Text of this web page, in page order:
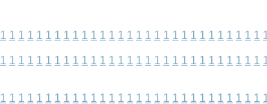
1 1 1 1 1 1 1 1 1 1 1 1 1 1 1 1 1 1 1 1 1 1 1 1 1 1 1 1 1
1 1 1 1 1 1 1 1 1 1 1 1 1 1 1 1 1 1 1 1 1 1 1 1 1 1 1 1 1
1 1 1 1 1 1 1 1 1 1 1 1 1 1 1 1 1 1 1 1 1 1 1 1 1 1 1 1 1